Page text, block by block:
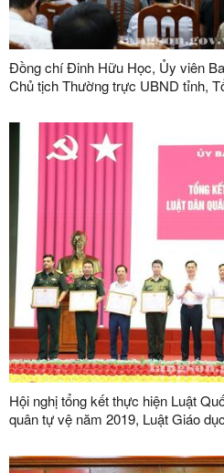
Đồng chí Đinh Hữu Học, Ủy viên
Chủ tịch Thường trực UBND tỉnh,
Hội nghị tổng kết thực hiện Luật
quân tự vệ năm 2019, Luật Giáo